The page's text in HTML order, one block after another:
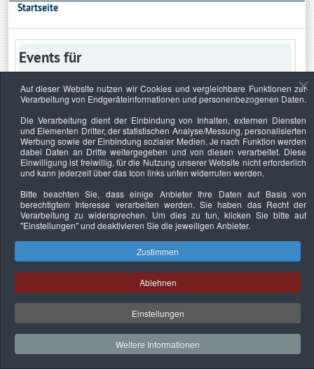
Startseite
Events für
Keine Termine
Datenschutzerklärung Urheberrechtsnachweise Nachhaltigkeit
Copyright © 2026. Bundesverband Deutscher
Sachverständiger und Fachgutachter e.V..
Auf dieser Website nutzen wir Cookies und vergleichbare Funktionen zur
Verarbeitung von Endgeräteinformationen und personenbezogenen Daten.
Die Verarbeitung dient der Einbindung von Inhalten, externen Diensten
und Elementen Dritter, der statistischen Analyse/Messung, personalisierten
Werbung sowie der Einbindung sozialer Medien. Je nach Funktion werden
dabei Daten an Dritte weitergegeben und von diesen verarbeitet. Diese
Einwilligung ist freiwillig, für die Nutzung unserer Website nicht erforderlich
und kann jederzeit über das Icon links unten widerrufen werden.
Bitte beachten Sie, dass einige Anbieter Ihre Daten auf Basis von
berechtigtem Interesse verarbeiten werden. Sie haben das Recht der
Verarbeitung zu widersprechen. Um dies zu tun, klicken Sie bitte auf
"Einstellungen"und deaktivieren Sie die jeweiligen Anbieter.
Zustimmen
Ablehnen
Einstellungen
Weitere Informationen